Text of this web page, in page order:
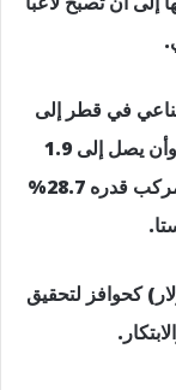
في قطر إلى
428.40 مليون دولار أمريكي في عام 2024، وأن يصل إلى 1.9
مليار دولار في عام 2030 بمعدل نمو سنوي مركب قدره 28.7%
ريال (2.5 مليار دولار) كحوافز لتحقيق